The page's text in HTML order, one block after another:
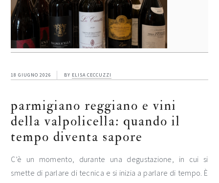
18 GIUGNO 2026 BY ELISA CECCUZZI
parmigiano reggiano e vini
della valpolicella: quando il
tempo diventa sapore
C’è un momento, durante una degustazione, in cui si
smette di parlare di tecnica e si inizia a parlare di tempo. È